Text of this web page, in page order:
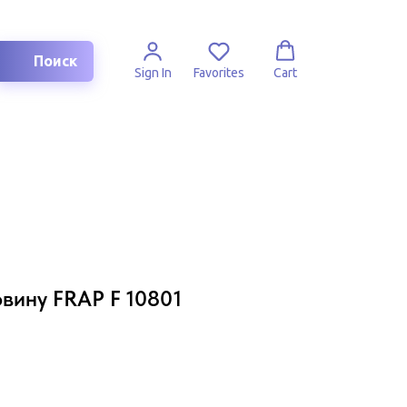
Поиск
Sign In Favorites Cart
FRAP F 10801